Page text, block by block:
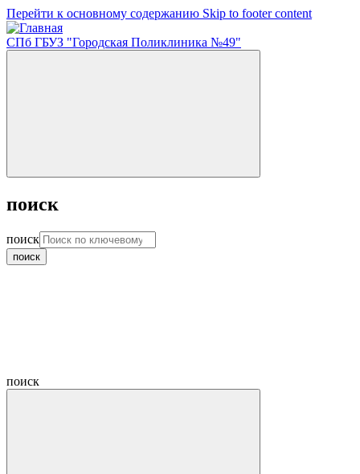
Перейти к основному содержанию Skip to footer content
СПб ГБУЗ "Городская Поликлиника №49"
поиск
поиск
поиск